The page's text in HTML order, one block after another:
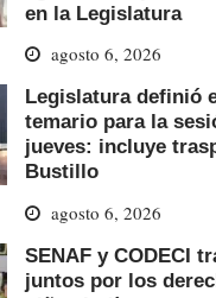
en la Legislatura
agosto 6, 2026
Legislatura definió
temario para la
jueves: incluye
Bustillo
agosto 6, 2026
SENAF y CODECI
juntos por los